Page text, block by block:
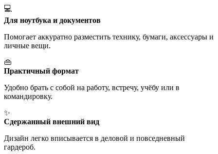
💻
Для ноутбука и документов
Помогает аккуратно разместить технику, бумаги, аксессуары и
личные вещи.
👜
Практичный формат
Удобно брать с собой на работу, встречу, учёбу или в
командировку.
✨
Сдержанный внешний вид
Дизайн легко вписывается в деловой и повседневный
гардероб.